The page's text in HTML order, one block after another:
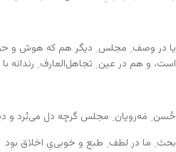
یا در وصف ِ مجلس ِ دیگر هم که هوش و
است، و هم در عین ِ تجاهل‌العارف ِ رندانه با
حُسن ِ مَه‌رویان ِ مجلس گرچه دل می‌بُرد و
بحث ِ ما در لطف ِ طبع و خوبی‌یِ اخلاق بود